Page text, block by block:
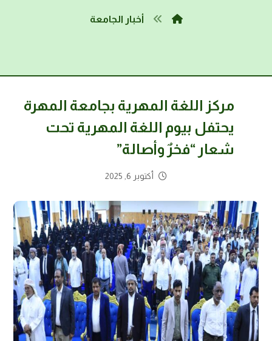
أخبار الجامعة
مركز اللغة المهرية بجامعة المهرة
يحتفل بيوم اللغة المهرية تحت
شعار “فخرٌ وأصالة”
أكتوبر 6, 2025